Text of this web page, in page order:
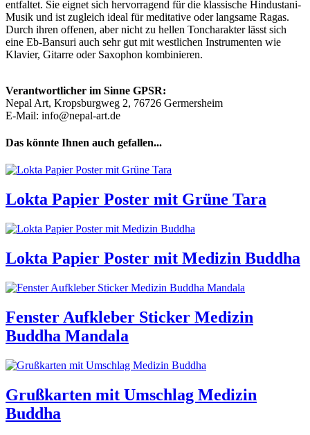
entfaltet. Sie eignet sich hervorragend für die klassische Hindustani-
Musik und ist zugleich ideal für meditative oder langsame Ragas.
Durch ihren offenen, aber nicht zu hellen Toncharakter lässt sich
eine Eb-Bansuri auch sehr gut mit westlichen Instrumenten wie
Klavier, Gitarre oder Saxophon kombinieren.
Verantwortlicher im Sinne GPSR:
Nepal Art, Kropsburgweg 2, 76726 Germersheim
E-Mail: info@nepal-art.de
Das könnte Ihnen auch gefallen...
Lokta Papier Poster mit Grüne Tara
Lokta Papier Poster mit Medizin Buddha
Fenster Aufkleber Sticker Medizin
Buddha Mandala
Grußkarten mit Umschlag Medizin
Buddha